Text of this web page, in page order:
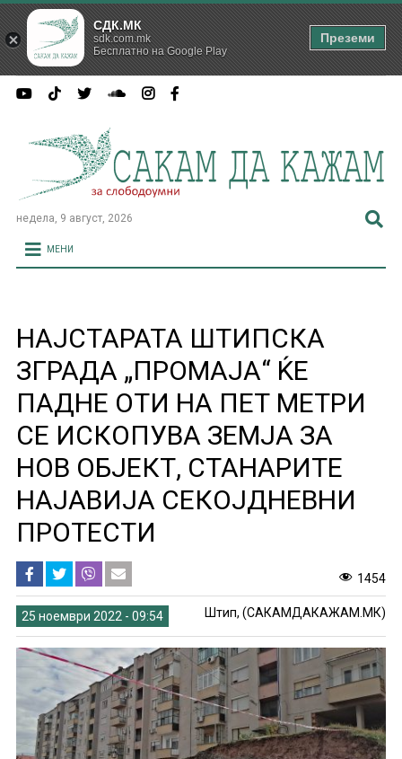
недела, 9 август, 2026
МЕНИ
НАЈСТАРАТА ШТИПСКА
ЗГРАДА „ПРОМАЈА“ ЌЕ
ПАДНЕ ОТИ НА ПЕТ МЕТРИ
СЕ ИСКОПУВА ЗЕМЈА ЗА
НОВ ОБЈЕКТ, СТАНАРИТЕ
НАЈАВИЈА СЕКОЈДНЕВНИ
ПРОТЕСТИ
1454
25 ноември 2022 - 09:54 Штип, (САКАМДАКАЖАМ.МК)
СДК.МК
sdk.com.mk
Бесплатно на Google Play
Преземи